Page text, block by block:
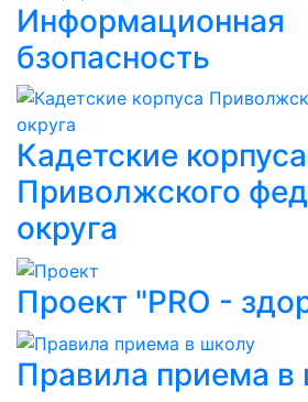
Информационная
бзопасность
Кадетские корпуса
Приволжского
округа
Проект "PRO -
Правила приема в